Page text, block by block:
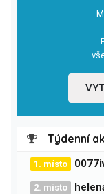
Týdenní
1. místo
2. místo